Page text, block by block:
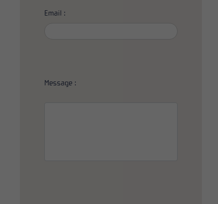
Email :
Message :